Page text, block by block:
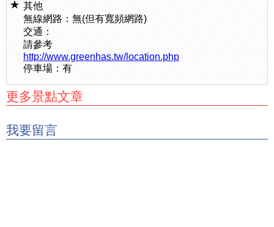
其他
無線網路：無(但有寬頻網路)
交通：
請參考
http://www.greenhas.tw/location.php
停車場：有
更多景點文章
我要留言